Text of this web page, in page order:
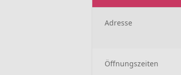
Adresse
Öffnungszeiten